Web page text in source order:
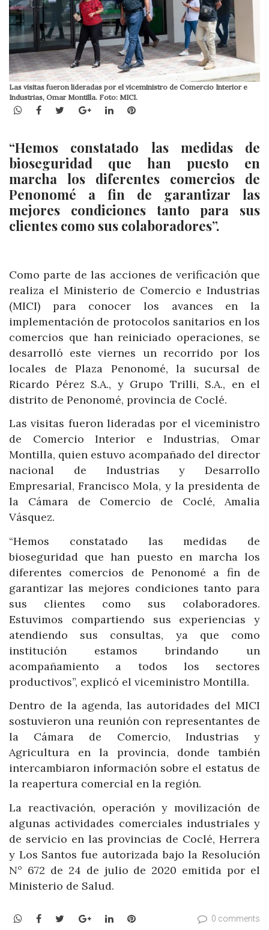
Las visitas fueron lideradas por el viceministro de Comercio Interior e
Industrias, Omar Montilla. Foto: MICI.
WhatsApp
Facebook
TwitterGoogle+LinkedInPinterest
“Hemos constatado las medidas de
bioseguridad que han puesto en
marcha los diferentes comercios de
Penonomé a fin de garantizar las
mejores condiciones tanto para sus
clientes como sus colaboradores”.
Como parte de las acciones de verificación que
realiza el Ministerio de Comercio e Industrias
(MICI) para conocer los avances en la
implementación de protocolos sanitarios en los
comercios que han reiniciado operaciones, se
desarrolló este viernes un recorrido por los
locales de Plaza Penonomé, la sucursal de
Ricardo Pérez S.A., y Grupo Trilli, S.A., en el
distrito de Penonomé, provincia de Coclé.
Las visitas fueron lideradas por el viceministro
de Comercio Interior e Industrias, Omar
Montilla, quien estuvo acompañado del director
nacional de Industrias y Desarrollo
Empresarial, Francisco Mola, y la presidenta de
la Cámara de Comercio de Coclé, Amalia
Vásquez.
“Hemos constatado las medidas de
bioseguridad que han puesto en marcha los
diferentes comercios de Penonomé a fin de
garantizar las mejores condiciones tanto para
sus clientes como sus colaboradores.
Estuvimos compartiendo sus experiencias y
atendiendo sus consultas, ya que como
institución estamos brindando un
acompañamiento a todos los sectores
productivos”, explicó el viceministro Montilla.
Dentro de la agenda, las autoridades del MICI
sostuvieron una reunión con representantes de
la Cámara de Comercio, Industrias y
Agricultura en la provincia, donde también
intercambiaron información sobre el estatus de
la reapertura comercial en la región.
La reactivación, operación y movilización de
algunas actividades comerciales industriales y
de servicio en las provincias de Coclé, Herrera
y Los Santos fue autorizada bajo la Resolución
N° 672 de 24 de julio de 2020 emitida por el
Ministerio de Salud.
WhatsApp
Facebook
TwitterGoogle+LinkedInPinterest 0 comments